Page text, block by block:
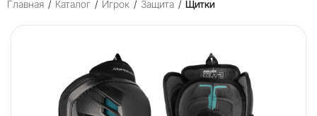
Главная / Каталог / Игрок / Защита / Щитки